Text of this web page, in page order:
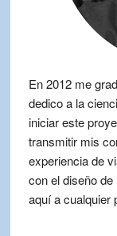
En 2012 me
dedico a la
iniciar este
transmitir mis
experiencia de
con el diseño
aquí a cualquier